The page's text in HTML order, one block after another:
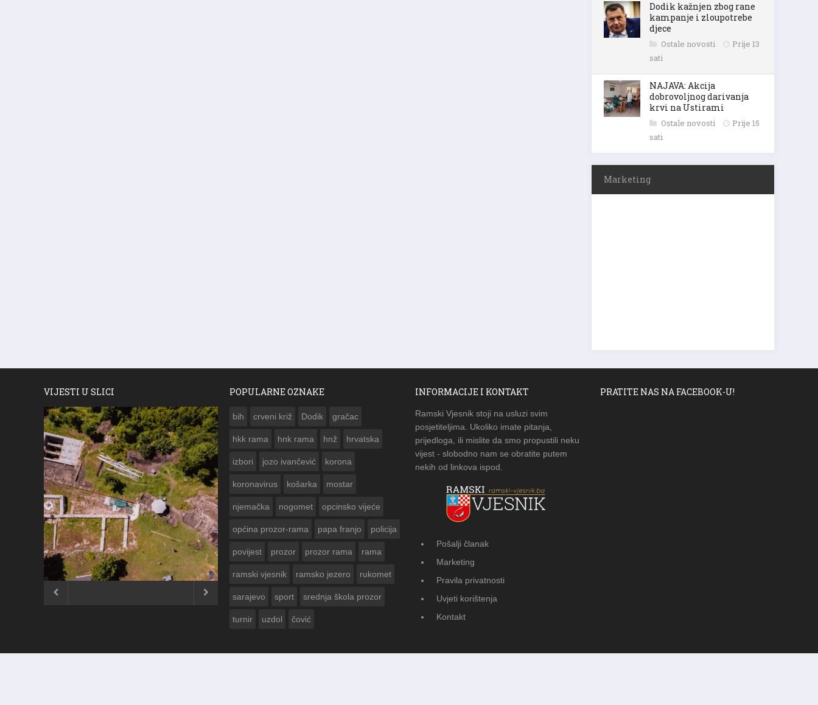
Dodik kažnjen zbog rane
kampanje i zloupotrebe
djece
Ostale novosti
Prije 13
sati
NAJAVA: Akcija
dobrovoljnog darivanja
krvi na Ustirami
Ostale novosti
Prije 15
sati
Marketing
VIJESTI U SLICI
ČESTITKA RAMSKOG VJESNIKA ZA
USKRS 2023. GODINE
 
POPULARNE OZNAKE
bih crveni križ Dodik gračac
hkk rama hnk rama hnž hrvatska
izbori jozo ivančević korona
koronavirus košarka mostar
njemačka nogomet opcinsko vijeće
općina prozor-rama papa franjo policija
povijest prozor prozor rama rama
ramski vjesnik ramsko jezero rukomet
sarajevo sport srednja škola prozor
turnir uzdol čović
INFORMACIJE I KONTAKT
Ramski Vjesnik stoji na usluzi svim
posjetiteljima. Ukoliko imate pitanja,
prijedloga, ili mislite da smo propustili neku
vijest - slobodno nam se obratite putem
nekih od linkova ispod.
Pošalji članak
Marketing
Pravila privatnosti
Uvjeti korištenja
Kontakt
PRATITE NAS NA FACEBOOK-U!